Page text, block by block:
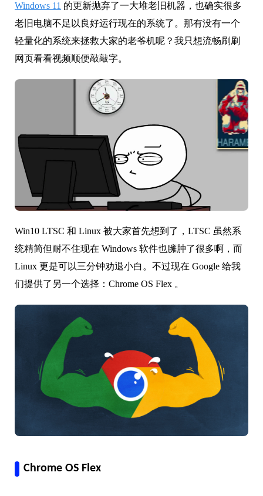
Windows 11 的更新抛弃了一大堆老旧机器，也确实很多
老旧电脑不足以良好运行现在的系统了。那有没有一个
轻量化的系统来拯救大家的老爷机呢？我只想流畅刷刷
网页看看视频顺便敲敲字。
Win10 LTSC 和 Linux 被大家首先想到了，LTSC 虽然系
统精简但耐不住现在 Windows 软件也臃肿了很多啊，而
Linux 更是可以三分钟劝退小白。不过现在 Google 给我
们提供了另一个选择：Chrome OS Flex 。
Chrome OS Flex